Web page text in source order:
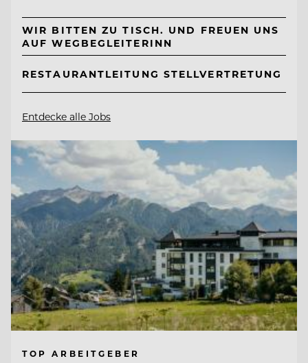
WIR BITTEN ZU TISCH. UND FREUEN UNS
AUF WEGBEGLEITERINN
RESTAURANTLEITUNG STELLVERTRETUNG
Entdecke alle Jobs
TOP ARBEITGEBER